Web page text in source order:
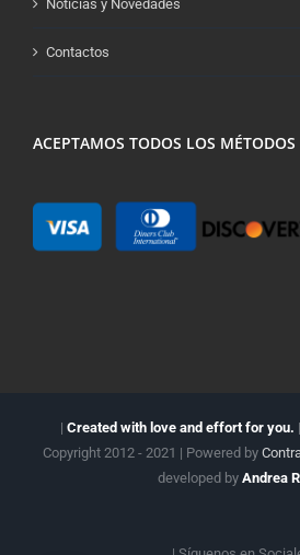
Noticias y Novedades
Contactos
ACEPTAMOS TODOS LOS
| Created with love and effort for you.
Copyright 2012 - 2021 | Powered by
developed by Andrea